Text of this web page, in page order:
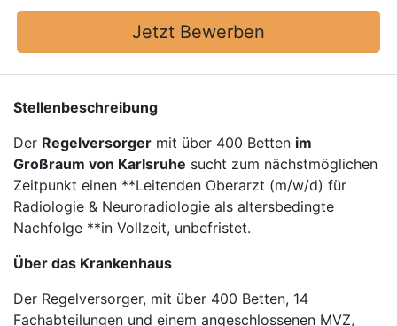
Jetzt Bewerben
Stellenbeschreibung
Der Regelversorger mit über 400 Betten im
Großraum von Karlsruhe sucht zum nächstmöglichen
Zeitpunkt einen **Leitenden Oberarzt (m/w/d) für
Radiologie & Neuroradiologie als altersbedingte
Nachfolge **in Vollzeit, unbefristet.
Über das Krankenhaus
Der Regelversorger, mit über 400 Betten, 14
Fachabteilungen und einem angeschlossenen MVZ,